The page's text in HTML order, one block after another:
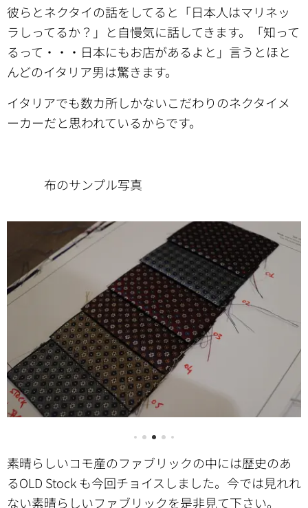
彼らとネクタイの話をしてると「日本人はマリネッ
ラしってるか？」と自慢気に話してきます。「知って
るって・・・日本にもお店があるよと」言うとほと
んどのイタリア男は驚きます。
イタリアでも数カ所しかないこだわりのネクタイメ
ーカーだと思われているからです。
布のサンプル写真
素晴らしいコモ産のファブリックの中には歴史のあ
るOLD Stock も今回チョイスしました。今では見れれ
ない素晴らしいファブリックを是非見て下さい。